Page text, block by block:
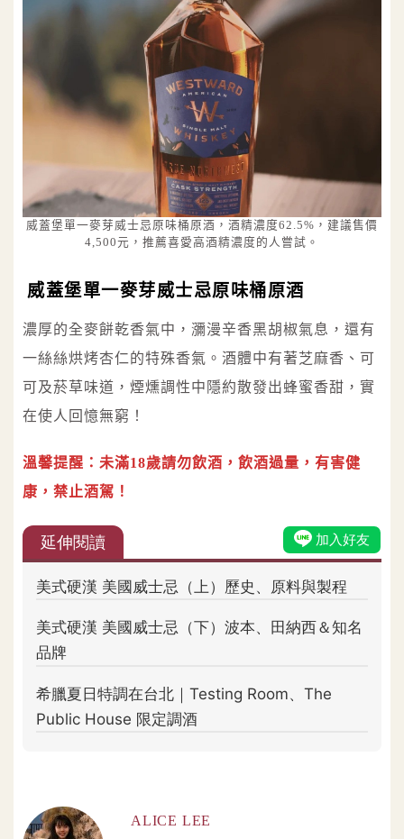
威蓋堡單一麥芽威士忌原味桶原酒，酒精濃度62.5%，建議售價
4,500元，推薦喜愛高酒精濃度的人嘗試。
威蓋堡單一麥芽威士忌原味桶原酒
濃厚的全麥餅乾香氣中，瀰漫辛香黑胡椒氣息，還有
一絲絲烘烤杏仁的特殊香氣。酒體中有著芝麻香、可
可及菸草味道，煙燻調性中隱約散發出蜂蜜香甜，實
在使人回憶無窮！
溫馨提醒：未滿18歲請勿飲酒，飲酒過量，有害健
康，禁止酒駕！
ALICE LEE